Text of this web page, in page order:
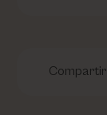
Compartir